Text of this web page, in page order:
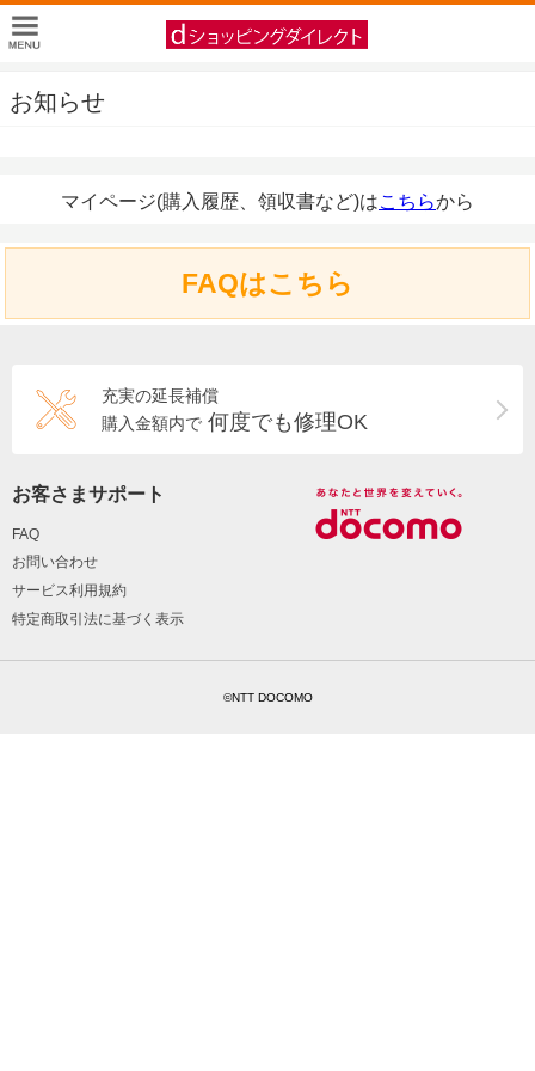
お知らせ
マイページ(購入履歴、領収書など)はこちらから
FAQはこちら
充実の延長補償
購入金額内で 何度でも修理OK
お客さまサポート
FAQ
お問い合わせ
サービス利用規約
特定商取引法に基づく表示
©NTT DOCOMO